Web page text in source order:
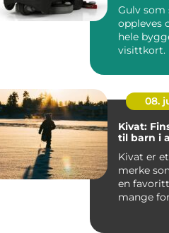
Gulv som
oppleves
hele
visittkort.
gjennom
08.
Kivat:
til barn i
Kivat er
merke
en
mange